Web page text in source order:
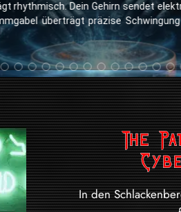
rhythmisch. Dein Gehirn sendet
überträgt präzise
The
In den